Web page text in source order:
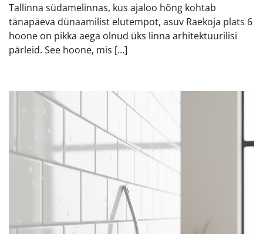
Tallinna südamelinnas, kus ajaloo hõng kohtab
tänapäeva dünaamilist elutempot, asuv Raekoja plats 6
hoone on pikka aega olnud üks linna arhitektuurilisi
pärleid. See hoone, mis […]